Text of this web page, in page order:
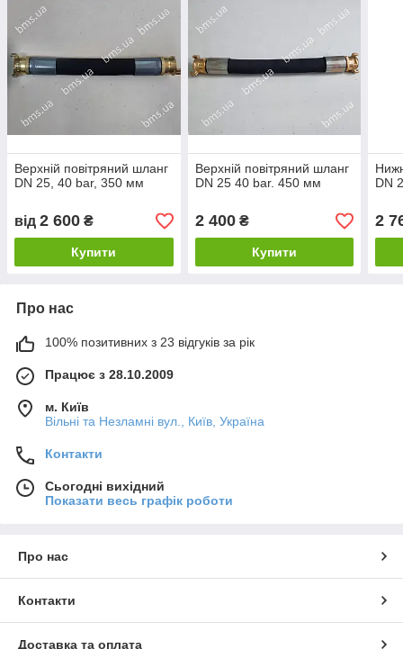
Верхній повітряний шланг
DN 25, 40 bar, 350 мм
від 2 600 ₴
Купити
Верхній повітряний шланг
DN 25 40 bar. 450 мм
2 400₴
Купити
DN
2
Про нас
100% позитивних з 23 відгуків за рік
Працює з 28.10.2009
м. Київ
Вільні та Незламні вул., Київ, Україна
Контакти
Сьогодні вихідний
Показати весь графік роботи
Про нас
Контакти
Доставка та оплата